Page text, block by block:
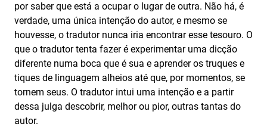
por saber que está a ocupar o lugar de outra. Não há, é
verdade, uma única intenção do autor, e mesmo se
houvesse, o tradutor nunca iria encontrar esse tesouro. O
que o tradutor tenta fazer é experimentar uma dicção
diferente numa boca que é sua e aprender os truques e
tiques de linguagem alheios até que, por momentos, se
tornem seus. O tradutor intui uma intenção e a partir
dessa julga descobrir, melhor ou pior, outras tantas do
autor.